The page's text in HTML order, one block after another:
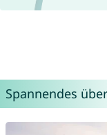
Spannendes